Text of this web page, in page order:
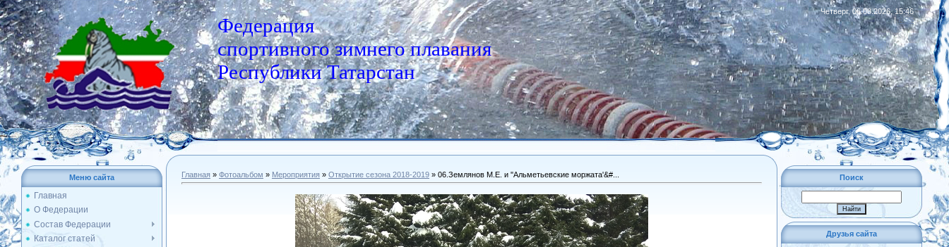
Федерация
спортивного зимнего плавания
Республики Татарстан
Четверг, 06.08.2026, 15:46
|RSS
Меню сайта
Главная
О Федерации
Состав Федерации
Каталог статей
Главная » Фотоальбом » Мероприятия » Открытие сезона 2018-2019 » 06.Землянов М.Е. и ''Альметьевские моржата'&#... Поиск
Друзья сайта